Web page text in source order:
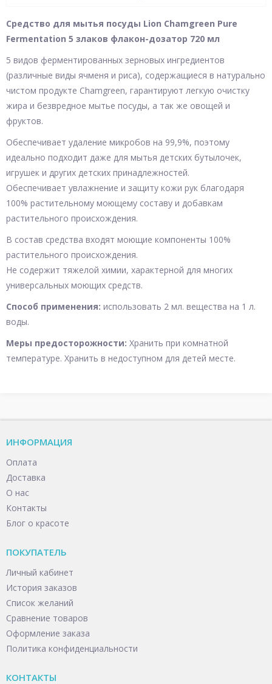
Средство для мытья посуды Lion Chamgreen Pure
Fermentation 5 злаков флакон-дозатор 720 мл
5 видов ферментированных зерновых ингредиентов
(различные виды ячменя и риса), содержащиеся в натурально
чистом продукте Chamgreen, гарантируют легкую очистку
жира и безвредное мытье посуды, а так же овощей и
фруктов.
Обеспечивает удаление микробов на 99,9%, поэтому
идеально подходит даже для мытья детских бутылочек,
игрушек и других детских принадлежностей.
Обеспечивает увлажнение и защиту кожи рук благодаря
100% растительному моющему составу и добавкам
растительного происхождения.
В состав средства входят моющие компоненты 100%
растительного происхождения.
Не содержит тяжелой химии, характерной для многих
универсальных моющих средств.
Способ применения: использовать 2 мл. вещества на 1 л.
воды.
Меры предосторожности: Хранить при комнатной
температуре. Хранить в недоступном для детей месте.
ИНФОРМАЦИЯ
Оплата
Доставка
О нас
Контакты
Блог о красоте
ПОКУПАТЕЛЬ
Личный кабинет
История заказов
Список желаний
Сравнение товаров
Оформление заказа
Политика конфиденциальности
КОНТАКТЫ